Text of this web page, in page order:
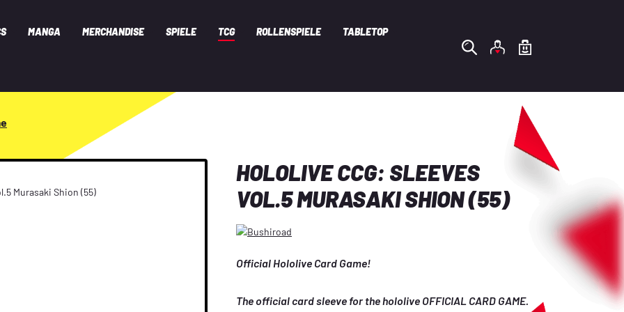
MANGA MERCHANDISE SPIELE TCG ROLLENSPIELE TABLETOP
HOLOLIVE CCG: SLEEVES
VOL.5 MURASAKI SHION (55)
Official Hololive Card Game!
The official card sleeve for the hololive OFFICIAL CARD GAME.